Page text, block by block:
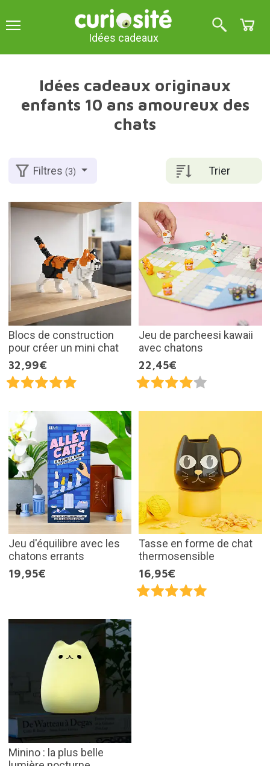
Idées cadeaux
Idées cadeaux originaux
enfants 10 ans amoureux des
chats
Trier
Filtres(3)
Blocs de construction
pour créer un mini chat
32,99€
Jeu de parcheesi kawaii
avec chatons
22,45€
Jeu d'équilibre avec les
chatons errants
19,95€
Tasse en forme de chat
thermosensible
16,95€
Minino : la plus belle